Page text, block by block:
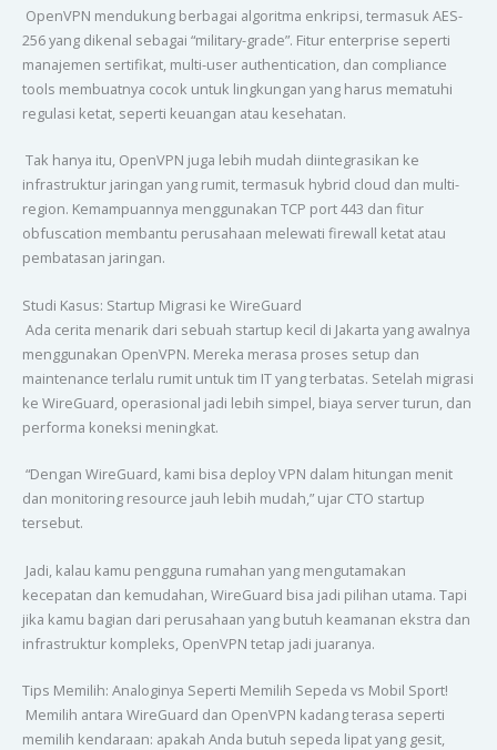
OpenVPN mendukung berbagai algoritma enkripsi, termasuk AES-
256 yang dikenal sebagai “military-grade”. Fitur enterprise seperti
manajemen sertifikat, multi-user authentication, dan compliance
tools membuatnya cocok untuk lingkungan yang harus mematuhi
regulasi ketat, seperti keuangan atau kesehatan.
Tak hanya itu, OpenVPN juga lebih mudah diintegrasikan ke
infrastruktur jaringan yang rumit, termasuk hybrid cloud dan multi-
region. Kemampuannya menggunakan TCP port 443 dan fitur
obfuscation membantu perusahaan melewati firewall ketat atau
pembatasan jaringan.
Studi Kasus: Startup Migrasi ke WireGuard
Ada cerita menarik dari sebuah startup kecil di Jakarta yang awalnya
menggunakan OpenVPN. Mereka merasa proses setup dan
maintenance terlalu rumit untuk tim IT yang terbatas. Setelah migrasi
ke WireGuard, operasional jadi lebih simpel, biaya server turun, dan
performa koneksi meningkat.
“Dengan WireGuard, kami bisa deploy VPN dalam hitungan menit
dan monitoring resource jauh lebih mudah,” ujar CTO startup
tersebut.
Jadi, kalau kamu pengguna rumahan yang mengutamakan
kecepatan dan kemudahan, WireGuard bisa jadi pilihan utama. Tapi
jika kamu bagian dari perusahaan yang butuh keamanan ekstra dan
infrastruktur kompleks, OpenVPN tetap jadi juaranya.
Tips Memilih: Analoginya Seperti Memilih Sepeda vs Mobil Sport!
Memilih antara WireGuard dan OpenVPN kadang terasa seperti
memilih kendaraan: apakah Anda butuh sepeda lipat yang gesit,